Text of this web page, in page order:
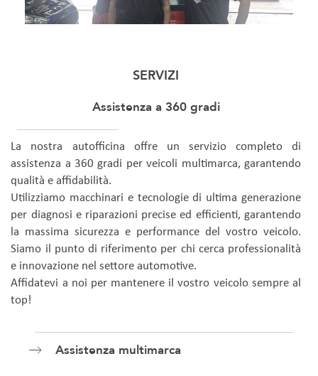
SERVIZI
Assistenza a 360 gradi
La nostra autofficina offre un servizio completo di
assistenza a 360 gradi per veicoli multimarca, garantendo
qualità e affidabilità.
Utilizziamo macchinari e tecnologie di ultima generazione
per diagnosi e riparazioni precise ed efficienti, garantendo
la massima sicurezza e performance del vostro veicolo.
Siamo il punto di riferimento per chi cerca professionalità
e innovazione nel settore automotive.
Affidatevi a noi per mantenere il vostro veicolo sempre al
top!
Assistenza multimarca